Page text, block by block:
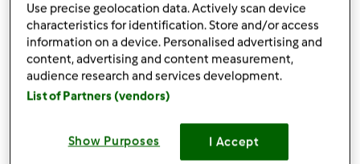
Use precise geolocation data. Actively scan device
characteristics for identification. Store and/or access
information on a device. Personalised advertising and
content, advertising and content measurement,
audience research and services development.
List of Partners (vendors)
Show Purposes I Accept